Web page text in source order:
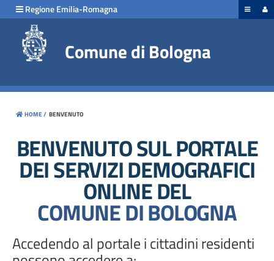
Regione Emilia-Romagna
Comune di Bologna
HOME / BENVENUTO
BENVENUTO SUL PORTALE
DEI SERVIZI DEMOGRAFICI
ONLINE DEL
COMUNE DI BOLOGNA
Accedendo al portale i cittadini residenti
menu
Benvenuto